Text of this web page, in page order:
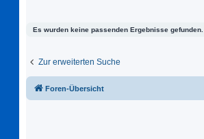
Es wurden keine passenden Ergebnisse gefunden.
Zur erweiterten Suche
Foren-Übersicht